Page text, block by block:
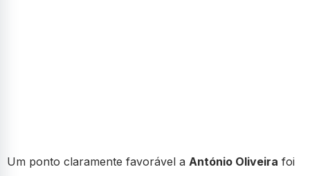
Um ponto claramente favorável a António Oliveira foi